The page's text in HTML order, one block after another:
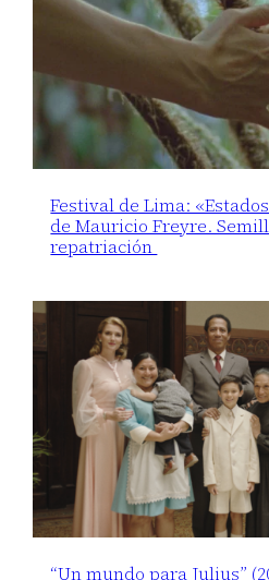
Festival de Lima:
de Mauricio Freyre.
repatriación
“Un mundo para Julius”